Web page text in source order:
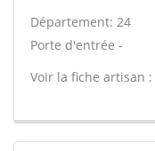
Département: 24
Porte d'entrée -
Voir la fiche artisan :